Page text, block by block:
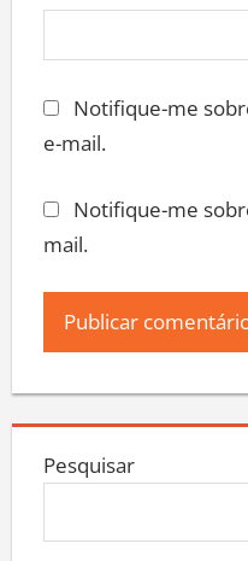
Notifique-me
e-mail.
Notifique-me
mail.
Pesquisar